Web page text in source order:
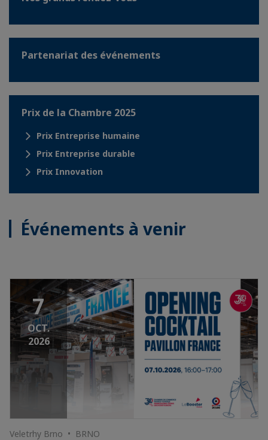
Partenariat des événements
Prix de la Chambre 2025
Prix Entreprise humaine
Prix Entreprise durable
Prix Innovation
Événements à venir
7
OCT.
2026
Veletrhy Brno • BRNO